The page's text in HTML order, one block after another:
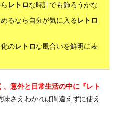
レトロな時計でも飾ろうかな
るなら自分が気に入るレトロ
のレトロな風合いを鮮明に表
、意外と日常生活の中に『レト
味さえわかれば間違えずに使え